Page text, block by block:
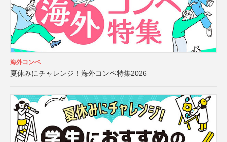
海外コンペ
夏休みにチャレンジ！海外コンペ特集2026